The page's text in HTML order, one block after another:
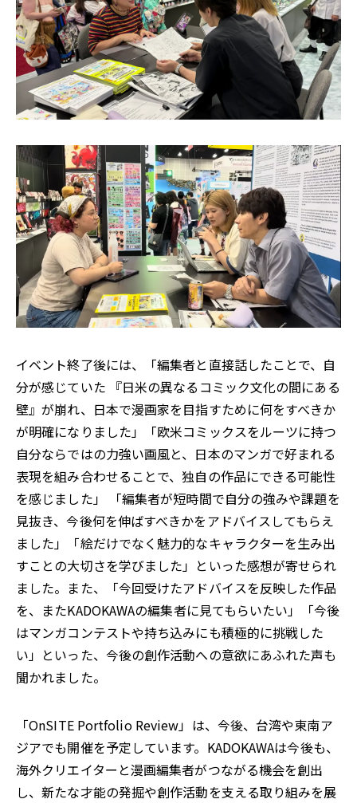
イベント終了後には、「編集者と直接話したことで、自
分が感じていた 『日米の異なるコミック文化の間にある
壁』が崩れ、日本で漫画家を目指すために何をすべきか
が明確になりました」「欧米コミックスをルーツに持つ
自分ならではの力強い画風と、日本のマンガで好まれる
表現を組み合わせることで、独自の作品にできる可能性
を感じました」 「編集者が短時間で自分の強みや課題を
見抜き、今後何を伸ばすべきかをアドバイスしてもらえ
ました」「絵だけでなく魅力的なキャラクターを生み出
すことの大切さを学びました」といった感想が寄せられ
ました。また、「今回受けたアドバイスを反映した作品
を、またKADOKAWAの編集者に見てもらいたい」「今後
はマンガコンテストや持ち込みにも積極的に挑戦した
い」といった、今後の創作活動への意欲にあふれた声も
聞かれました。
「OnSITE Portfolio Review」は、今後、台湾や東南ア
ジアでも開催を予定しています。KADOKAWAは今後も、
海外クリエイターと漫画編集者がつながる機会を創出
し、新たな才能の発掘や創作活動を支える取り組みを展